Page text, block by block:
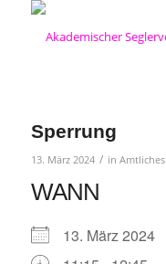
Sperrung
13. März 2024 / in Amtliches
WANN
13. März 2024